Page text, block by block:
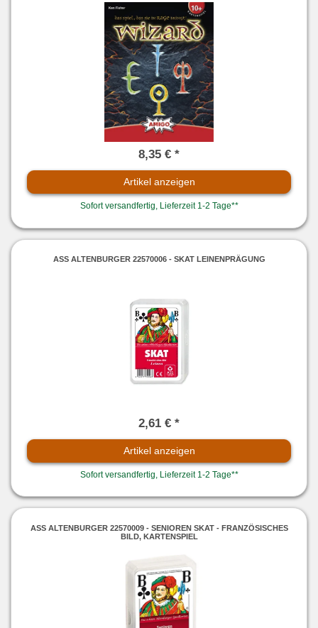
8,35 € *
Artikel anzeigen
Sofort versandfertig, Lieferzeit 1-2 Tage**
ASS ALTENBURGER 22570006 - SKAT LEINENPRÄGUNG
2,61 € *
Artikel anzeigen
Sofort versandfertig, Lieferzeit 1-2 Tage**
ASS ALTENBURGER 22570009 - SENIOREN SKAT - FRANZÖSISCHES
BILD, KARTENSPIEL